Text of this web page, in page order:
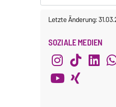
Letzte Änderung:
SOZIALE MEDIEN